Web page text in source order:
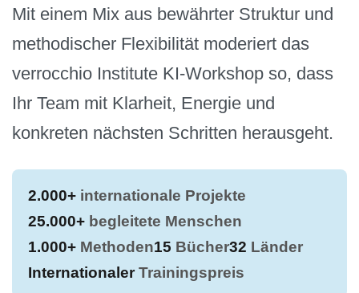
Mit einem Mix aus bewährter Struktur und
methodischer Flexibilität moderiert das
verrocchio Institute KI-Workshop so, dass
Ihr Team mit Klarheit, Energie und
konkreten nächsten Schritten herausgeht.
2.000+ internationale Projekte
25.000+ begleitete Menschen
1.000+ Methoden15 Bücher32 Länder
InternationalerTrainingspreis